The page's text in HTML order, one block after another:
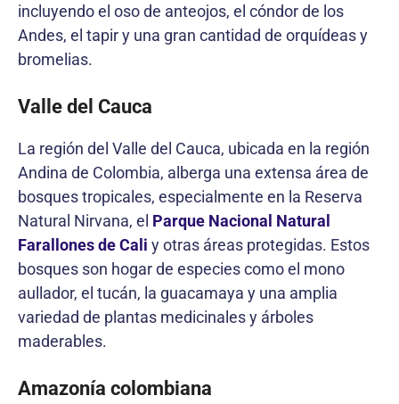
incluyendo el oso de anteojos, el cóndor de los
Andes, el tapir y una gran cantidad de orquídeas y
bromelias.
Valle del Cauca
La región del Valle del Cauca, ubicada en la región
Andina de Colombia, alberga una extensa área de
bosques tropicales, especialmente en la Reserva
Natural Nirvana, el Parque Nacional Natural
Farallones de Cali y otras áreas protegidas. Estos
bosques son hogar de especies como el mono
aullador, el tucán, la guacamaya y una amplia
variedad de plantas medicinales y árboles
maderables.
Amazonía colombiana